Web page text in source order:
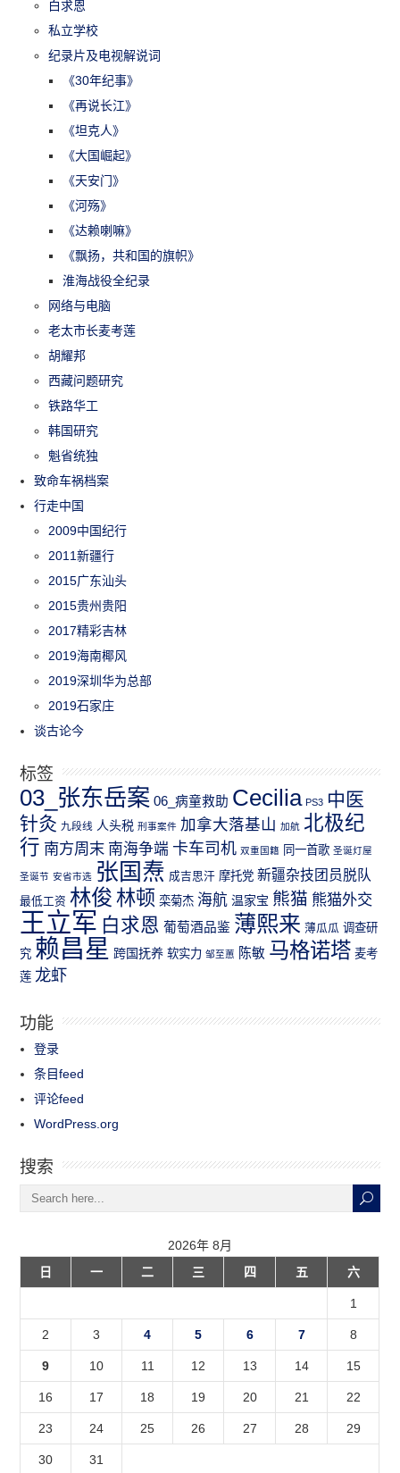
白求恩
私立学校
纪录片及电视解说词
《30年纪事》
《再说长江》
《坦克人》
《大国崛起》
《天安门》
《河殇》
《达赖喇嘛》
《飘扬，共和国的旗帜》
淮海战役全纪录
网络与电脑
老太市长麦考莲
胡耀邦
西藏问题研究
铁路华工
韩国研究
魁省统独
致命车祸档案
行走中国
2009中国纪行
2011新疆行
2015广东汕头
2015贵州贵阳
2017精彩吉林
2019海南椰风
2019深圳华为总部
2019石家庄
谈古论今
标签
03_张东岳案 06_病童救助 Cecilia PS3 中医
针灸 九段线 人头税 刑事案件 加拿大落基山 加航 北极纪
行 南方周末 南海争端 卡车司机 双重国籍 同一首歌 圣诞灯屋
圣诞节 安省市选 张国焘 成吉思汗 摩托党 新疆杂技团员脱队
最低工资 林俊 林顿 栾菊杰 海航 温家宝 熊猫 熊猫外交
王立军 白求恩 葡萄酒品鉴 薄熙来 薄瓜瓜 调查研
究 赖昌星 跨国抚养 软实力 邹至蕙 陈敏 马格诺塔 麦考
莲 龙虾
功能
登录
条目feed
评论feed
WordPress.org
搜索
2026年 8月
日
一 二 三 四 五 六
1
2 3 4 5 6 7 8
9 10 11 12 13 14 15
16 17 18 19 20 21 22
23 24 25 26 27 28 29
30
31